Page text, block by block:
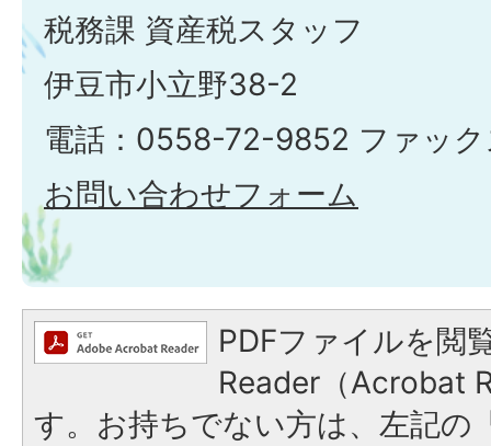
税務課 資産税スタッフ
伊豆市小立野38-2
電話：0558-72-9852 ファッ
お問い合わせフォーム
PDFファイルを閲
Reader（Acrobat
す。お持ちでない方は、左記の